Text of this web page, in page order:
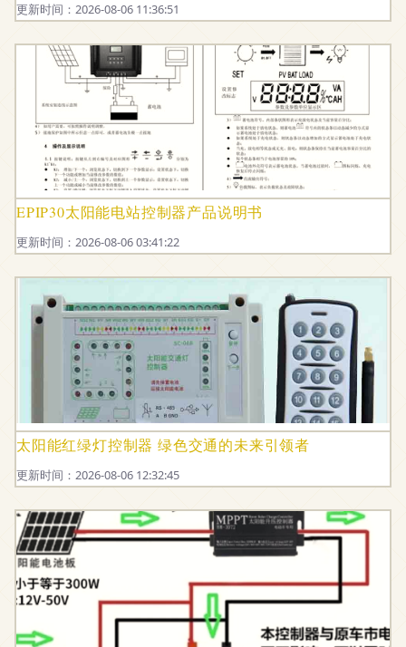
更新时间：2026-08-06 11:36:51
EPIP30太阳能电站控制器产品说明书
更新时间：2026-08-06 03:41:22
太阳能红绿灯控制器 绿色交通的未来引领者
更新时间：2026-08-06 12:32:45